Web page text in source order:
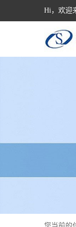
Hi，欢迎